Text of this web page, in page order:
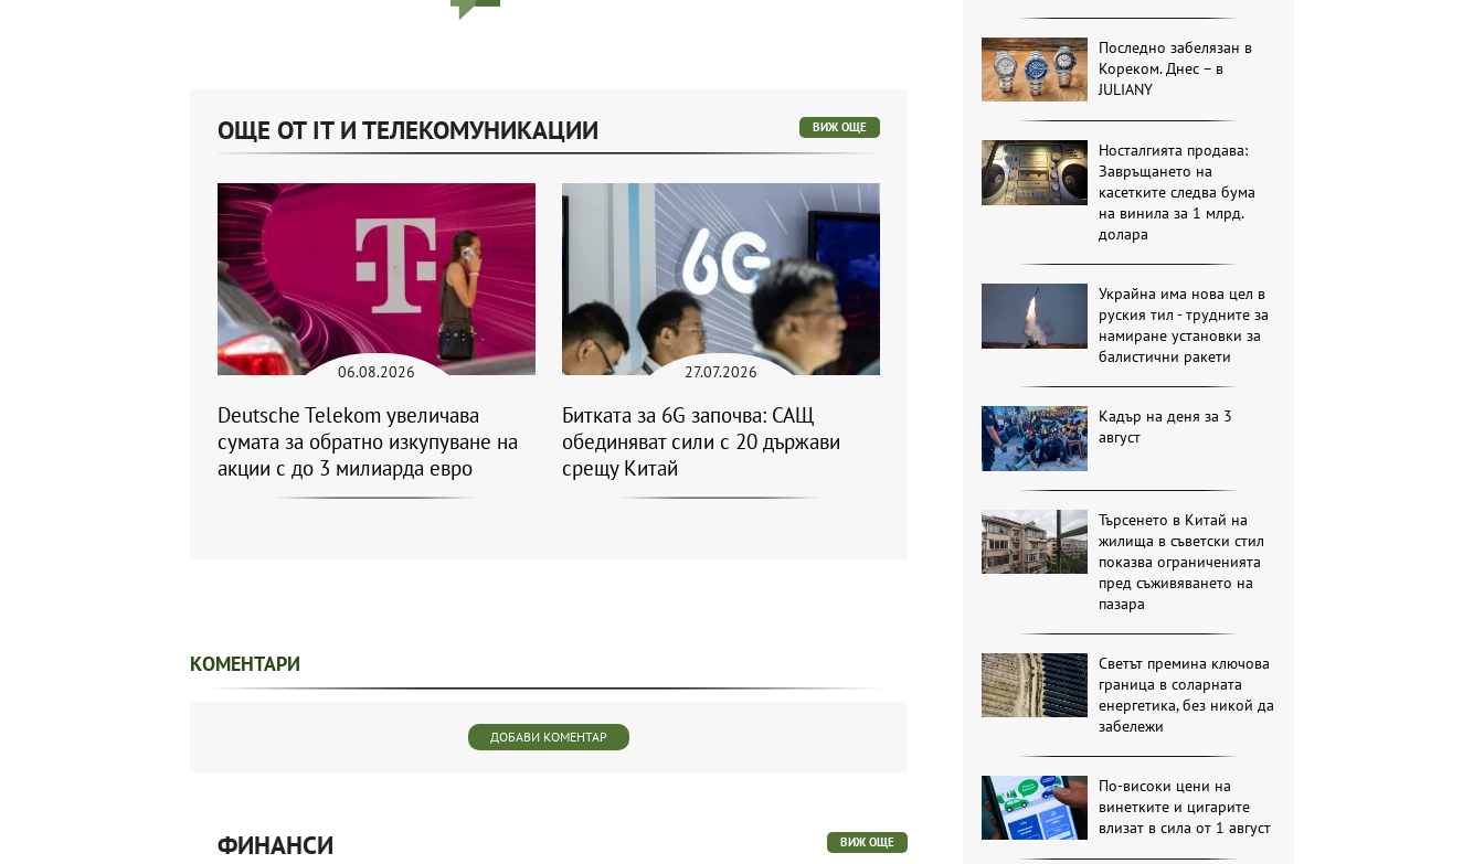
Последно забелязан в
Кореком. Днес – в
JULIANY
Носталгията продава:
Завръщането на
касетките следва бума
на винила за 1 млрд.
долара
Украйна има нова цел в
руския тил - трудните за
намиране установки за
балистични ракети
Кадър на деня за 3
август
Търсенето в Китай на
жилища в съветски стил
показва ограниченията
пред съживяването на
пазара
Светът премина ключова
граница в соларната
енергетика, без никой да
забележи
По-високи цени на
винетките и цигарите
влизат в сила от 1 август
ОЩЕ ОТ IT И ТЕЛЕКОМУНИКАЦИИ ВИЖ ОЩЕ
06.08.2026
Deutsche Telekom увеличава
сумата за обратно изкупуване на
акции с до 3 милиарда евро
27.07.2026
Битката за 6G започва: САЩ
обединяват сили с 20 държави
срещу Китай
КОМЕНТАРИ
ДОБАВИ КОМЕНТАР
ФИНАНСИ ВИЖ ОЩЕ